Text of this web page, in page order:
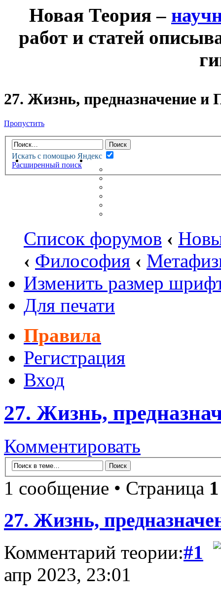
Новая Теория –
работ и статей
27. Жизнь, предназначение и
Пропустить
Искать с помощью Яндекс
Расширенный поиск
НОВАЯ ТЕОРИЯФОРУМ
НЕПРОЧИТАННЫЕ
Список форумов ‹
‹ Философия ‹
Изменить размер
Для печати
Правила
Регистрация
Вход
27. Жизнь,
Комментировать
1 сообщение • Страница 1
27. Жизнь,
Комментарий теории:#1
апр 2023, 23:01